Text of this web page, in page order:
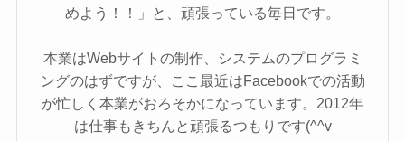
めよう！！」と、頑張っている毎日です。
本業はWebサイトの制作、システムのプログラミ
ングのはずですが、ここ最近はFacebookでの活動
が忙しく本業がおろそかになっています。2012年
は仕事もきちんと頑張るつもりです(^^v